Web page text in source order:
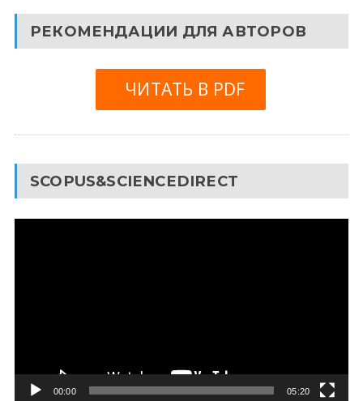
РЕКОМЕНДАЦИИ ДЛЯ АВТОРОВ
ЧИТАТЬ В PDF
SCOPUS&SCIENCEDIRECT
00:00 05:20